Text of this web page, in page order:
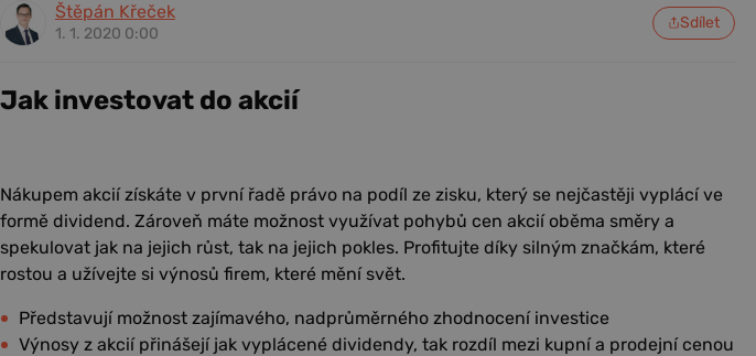
Štěpán Křeček
1. 1. 2020 0:00
Sdílet
Jak investovat do akcií
Nákupem akcií získáte v první řadě právo na podíl ze zisku, který se nejčastěji vyplácí ve
formě dividend. Zároveň máte možnost využívat pohybů cen akcií oběma směry a
spekulovat jak na jejich růst, tak na jejich pokles. Profitujte díky silným značkám, které
rostou a užívejte si výnosů firem, které mění svět.
Představují možnost zajímavého, nadprůměrného zhodnocení investice
Výnosy z akcií přinášejí jak vyplácené dividendy, tak rozdíl mezi kupní a prodejní cenou